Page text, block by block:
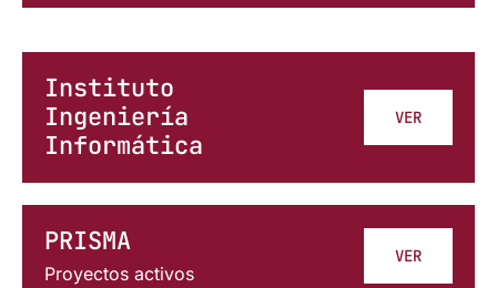
Instituto
Ingeniería
Informática
VER
PRISMA
Proyectos activos
VER